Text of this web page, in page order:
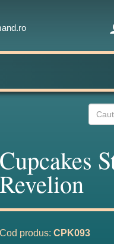
Cupcakes
Revelion
Cod produs: CPK093